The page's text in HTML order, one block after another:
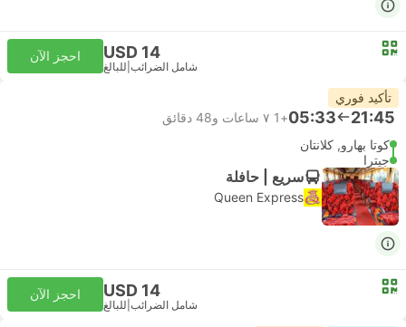
USD 14
شامل الضرائب للبالغ
احجز الآن
تأكيد فوري
21:45
05:33
+1
٧ ساعات و‫48 دقائق
كوتا بهارو, كلانتان
جيترا
سريع | حافلة
Queen Express
USD 14
شامل الضرائب للبالغ
احجز الآن